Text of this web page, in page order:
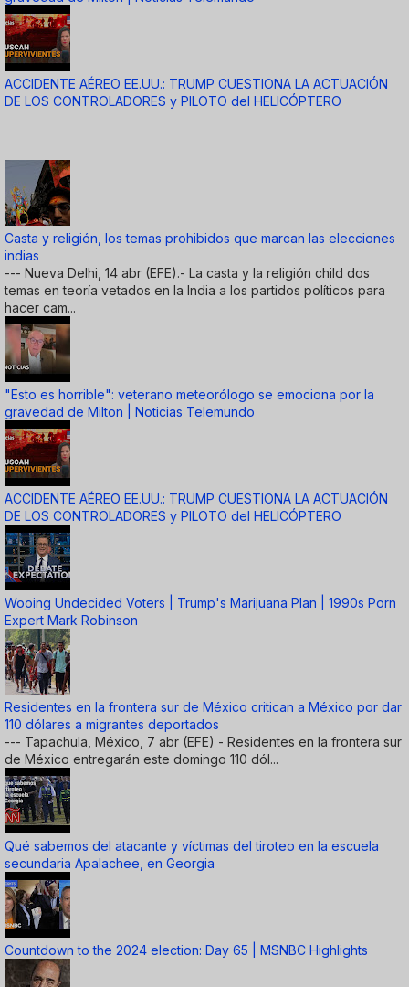
ACCIDENTE AÉREO EE.UU.: TRUMP CUESTIONA LA ACTUACIÓN
DE LOS CONTROLADORES y PILOTO del HELICÓPTERO
Casta y religión, los temas prohibidos que marcan las elecciones
indias
--- Nueva Delhi, 14 abr (EFE).- La casta y la religión child dos
temas en teoría vetados en la India a los partidos políticos para
hacer cam...
"Esto es horrible": veterano meteorólogo se emociona por la
gravedad de Milton | Noticias Telemundo
ACCIDENTE AÉREO EE.UU.: TRUMP CUESTIONA LA ACTUACIÓN
DE LOS CONTROLADORES y PILOTO del HELICÓPTERO
Wooing Undecided Voters | Trump's Marijuana Plan | 1990s Porn
Expert Mark Robinson
Residentes en la frontera sur de México critican a México por dar
110 dólares a migrantes deportados
--- Tapachula, México, 7 abr (EFE) - Residentes en la frontera sur
de México entregarán este domingo 110 dól...
Qué sabemos del atacante y víctimas del tiroteo en la escuela
secundaria Apalachee, en Georgia
Countdown to the 2024 election: Day 65 | MSNBC Highlights